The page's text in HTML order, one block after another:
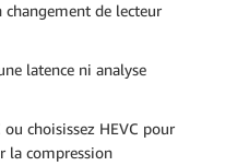
changement de lecteur
latence ni analyse
choisissez HEVC pour
la compression